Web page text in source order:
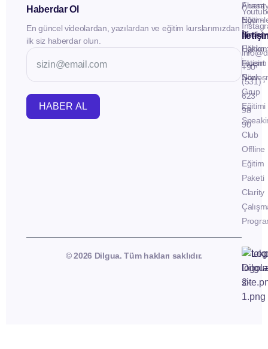
Haberdar Ol
En güncel videolardan, yazılardan ve eğitim kurslarımızdan
ilk siz haberdar olun.
HABER AL
İletişim
Fluent
Now -
Birebir
Eğitim
Fluent
Now -
Grup
Eğitimi
Club
Offline
Eğitim
Paketi
Clarity
+90
(531)
623
98
90
© 2026 Dilgua. Tüm hakları saklıdır.